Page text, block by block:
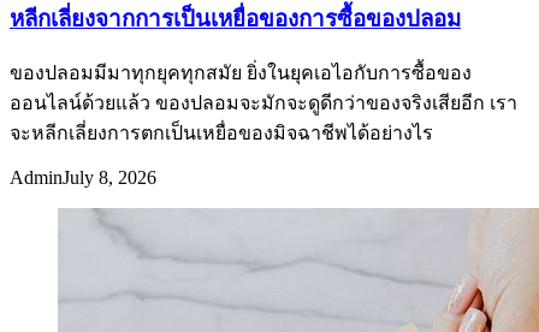
หลีกเลี่ยงจากการเป็นเหยื่อของการซื้อของปลอม
ของปลอมมีมาทุกยุคทุกสมัย ยิ่งในยุคเอไอกับการซื้อของ
ออนไลน์ด้วยแล้ว ของปลอมจะมักจะดูดีกว่าของจริงเสียอีก เรา
จะหลีกเลี่ยงการตกเป็นเหยื่อของมิจฉาชีพได้อย่างไร
AdminJuly 8, 2026